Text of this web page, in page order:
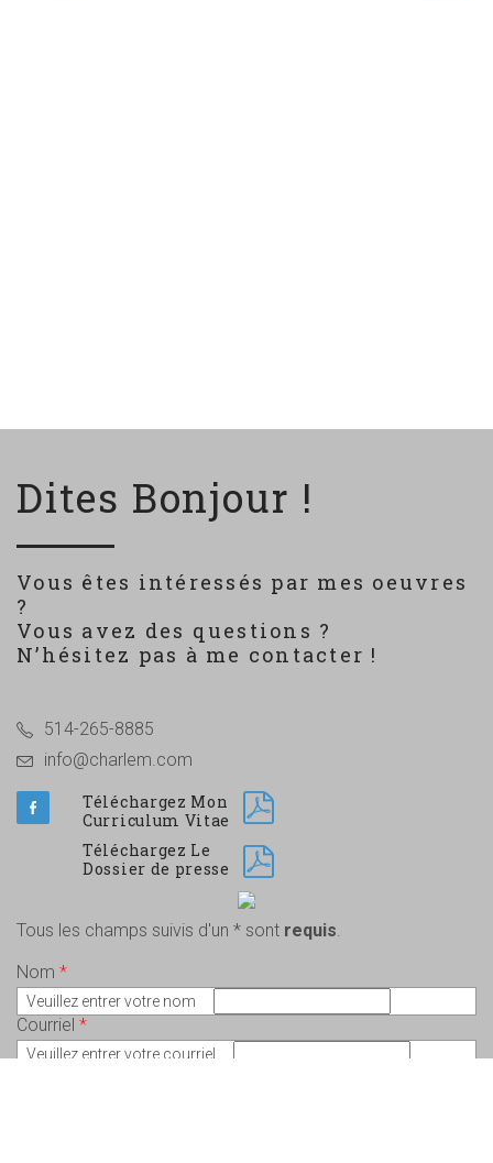
Dites Bonjour !
Vous êtes intéressés par mes oeuvres
?
Vous avez des questions ?
N’hésitez pas à me contacter !
514-265-8885
info@charlem.com
Téléchargez Mon
Curriculum Vitae
Téléchargez Le
Dossier de presse
Tous les champs suivis d'un * sont requis.
Nom *
Veuillez entrer votre nom
Courriel *
Veuillez entrer votre courriel